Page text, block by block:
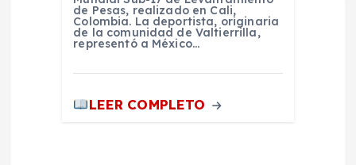
de Pesas, realizado en Cali,
Colombia. La deportista, originaria
de la comunidad de Valtierrilla,
representó a México…
LEER COMPLETO